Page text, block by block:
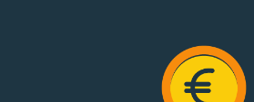
d’hydratation et produits de
Préparez également vos treks et